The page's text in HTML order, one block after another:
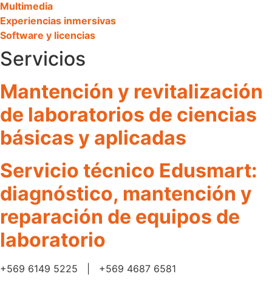
Multimedia
Experiencias inmersivas
Software y licencias
Servicios
Mantención y revitalización
de laboratorios de ciencias
básicas y aplicadas
Servicio técnico Edusmart:
diagnóstico, mantención y
reparación de equipos de
laboratorio
+569 6149 5225 | +569 4687 6581